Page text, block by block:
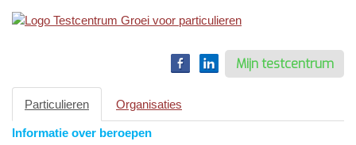
Mijn testcentrum
Particulieren Organisaties
Informatie over beroepen